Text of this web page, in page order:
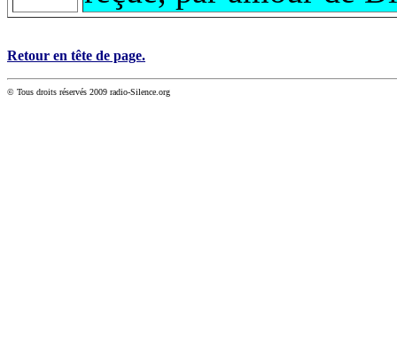
Retour en tête de page.
© Tous droits réservés 2009 radio-Silence.org